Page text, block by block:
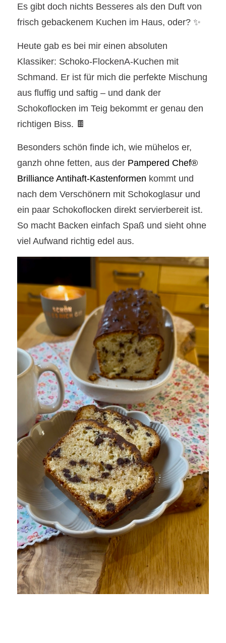
Es gibt doch nichts Besseres als den Duft von
frisch gebackenem Kuchen im Haus, oder? ✨
Heute gab es bei mir einen absoluten
Klassiker: Schoko-FlockenA-Kuchen mit
Schmand. Er ist für mich die perfekte Mischung
aus fluffig und saftig – und dank der
Schokoflocken im Teig bekommt er genau den
richtigen Biss. 🍫
Besonders schön finde ich, wie mühelos er,
ganzh ohne fetten, aus der Pampered Chef®
Brilliance Antihaft-Kastenformen kommt und
nach dem Verschönern mit Schokoglasur und
ein paar Schokoflocken direkt servierbereit ist.
So macht Backen einfach Spaß und sieht ohne
viel Aufwand richtig edel aus.